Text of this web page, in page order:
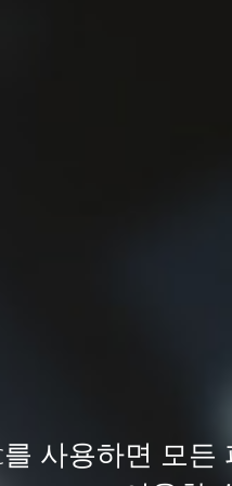
사용하면 모든